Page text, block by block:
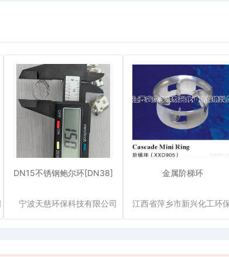
DN15不锈钢鲍尔环[DN38]
宁波天慈环保科技有限公司
金属阶梯环